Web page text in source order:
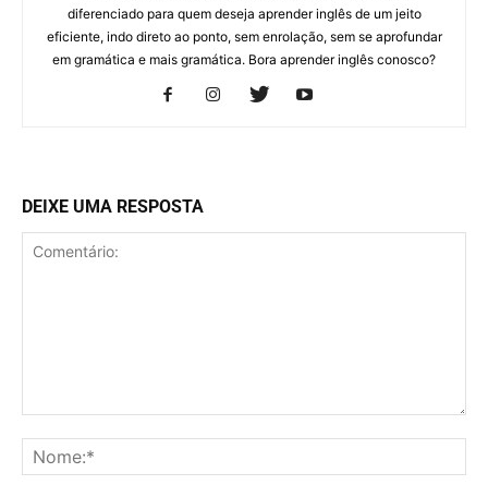
diferenciado para quem deseja aprender inglês de um jeito
eficiente, indo direto ao ponto, sem enrolação, sem se aprofundar
em gramática e mais gramática. Bora aprender inglês conosco?
DEIXE UMA RESPOSTA